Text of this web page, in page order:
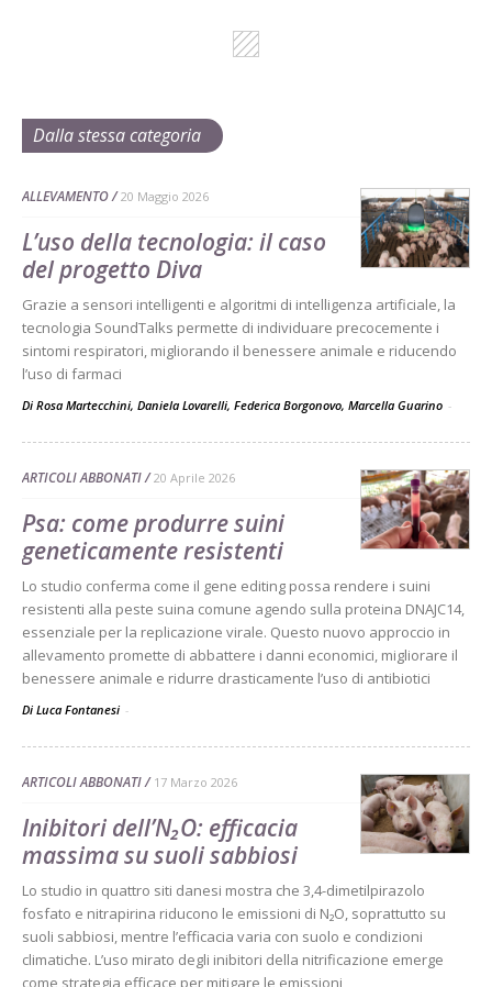
Dalla stessa categoria
ALLEVAMENTO 20 Maggio 2026
L’uso della tecnologia: il caso
del progetto Diva
Grazie a sensori intelligenti e algoritmi di intelligenza artificiale, la
tecnologia SoundTalks permette di individuare precocemente i
sintomi respiratori, migliorando il benessere animale e riducendo
l’uso di farmaci
Di Rosa Martecchini, Daniela Lovarelli, Federica Borgonovo, Marcella Guarino -
ARTICOLI ABBONATI 20 Aprile 2026
Psa: come produrre suini
geneticamente resistenti
Lo studio conferma come il gene editing possa rendere i suini
resistenti alla peste suina comune agendo sulla proteina DNAJC14,
essenziale per la replicazione virale. Questo nuovo approccio in
allevamento promette di abbattere i danni economici, migliorare il
benessere animale e ridurre drasticamente l’uso di antibiotici
Di Luca Fontanesi -
ARTICOLI ABBONATI 17 Marzo 2026
Inibitori dell’N₂O: efficacia
massima su suoli sabbiosi
Lo studio in quattro siti danesi mostra che 3,4-dimetilpirazolo
fosfato e nitrapirina riducono le emissioni di N₂O, soprattutto su
suoli sabbiosi, mentre l’efficacia varia con suolo e condizioni
climatiche. L’uso mirato degli inibitori della nitrificazione emerge
come strategia efficace per mitigare le emissioni